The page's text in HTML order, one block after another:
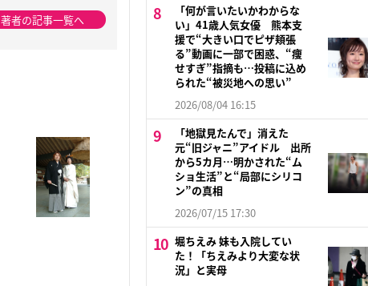
著者の記事一覧へ
「何が言いたいかわからな
い」41歳人気女優 熊本支
援で“大きい口でピザ頬張
る”動画に一部で困惑、“痩
せすぎ”指摘も…投稿に込め
られた“被災地への思い”
2026/08/04 16:15
「地獄見たんで」消えた
元“旧ジャニ”アイドル 出所
から5カ月…明かされた“ム
ショ生活”と“局部にシリコ
ン”の真相
2026/07/15 17:30
堀ちえみ 妹も入院してい
た！「ちえみより大変な状
況」と実母